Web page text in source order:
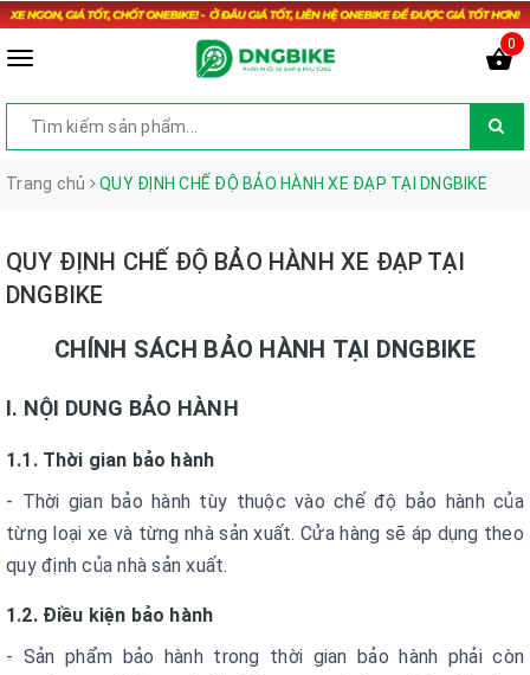
0
Trang chủ QUY ĐỊNH CHẾ ĐỘ BẢO HÀNH XE ĐẠP TẠI DNGBIKE
QUY ĐỊNH CHẾ ĐỘ BẢO HÀNH XE ĐẠP TẠI
DNGBIKE
CHÍNH SÁCH BẢO HÀNH TẠI DNGBIKE
I. NỘI DUNG BẢO HÀNH
1.1. Thời gian bảo hành
- Thời gian bảo hành tùy thuộc vào chế độ bảo hành của
từng loại xe và từng nhà sản xuất. Cửa hàng sẽ áp dụng theo
quy định của nhà sản xuất.
1.2. Điều kiện bảo hành
- Sản phẩm bảo hành trong thời gian bảo hành phải còn